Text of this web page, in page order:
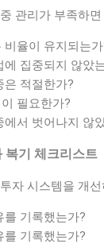
관리가 부족하
비율이 유지되는
에 집중되지 않았
은 적절한가?
필요한가?
에서 벗어나지 않
복기 체크리스트
자 시스템을 개
를 기록했는가?
를 기록했는가?